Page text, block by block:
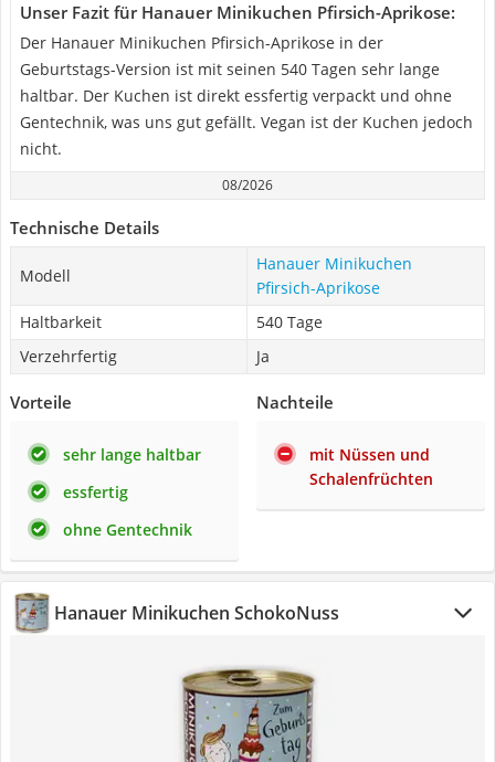
Unser Fazit für Hanauer Minikuchen Pfirsich-Aprikose:
Der Hanauer Minikuchen Pfirsich-Aprikose in der
Geburtstags-Version ist mit seinen 540 Tagen sehr lange
haltbar. Der Kuchen ist direkt essfertig verpackt und ohne
Gentechnik, was uns gut gefällt. Vegan ist der Kuchen jedoch
nicht.
08/2026
Technische Details
Modell
Hanauer Minikuchen
Pfirsich-Aprikose
Haltbarkeit
540 Tage
Verzehrfertig
Ja
Vorteile
sehr lange haltbar
essfertig
ohne Gentechnik
Nachteile
mit Nüssen und
Schalenfrüchten
Hanauer Minikuchen SchokoNuss